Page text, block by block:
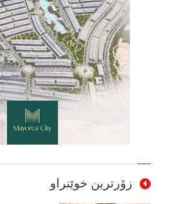
زۆرترین خوێنراو